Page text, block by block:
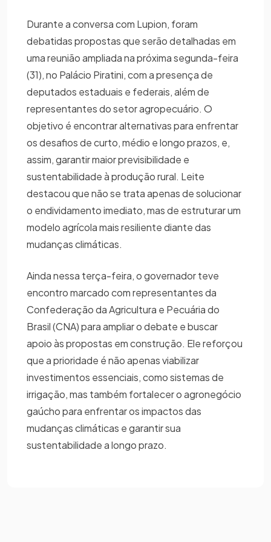
Durante a conversa com Lupion, foram
debatidas propostas que serão detalhadas em
uma reunião ampliada na próxima segunda-feira
(31), no Palácio Piratini, com a presença de
deputados estaduais e federais, além de
representantes do setor agropecuário. O
objetivo é encontrar alternativas para enfrentar
os desafios de curto, médio e longo prazos, e,
assim, garantir maior previsibilidade e
sustentabilidade à produção rural. Leite
destacou que não se trata apenas de solucionar
o endividamento imediato, mas de estruturar um
modelo agrícola mais resiliente diante das
mudanças climáticas.
Ainda nessa terça-feira, o governador teve
encontro marcado com representantes da
Confederação da Agricultura e Pecuária do
Brasil (CNA) para ampliar o debate e buscar
apoio às propostas em construção. Ele reforçou
que a prioridade é não apenas viabilizar
investimentos essenciais, como sistemas de
irrigação, mas também fortalecer o agronegócio
gaúcho para enfrentar os impactos das
mudanças climáticas e garantir sua
sustentabilidade a longo prazo.